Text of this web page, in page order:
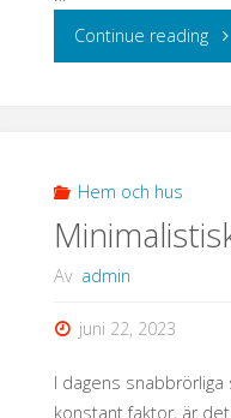
Continue reading
tar
Hem och hus
Av admin
juni 22, 2023
I dagens
konstant faktor, är